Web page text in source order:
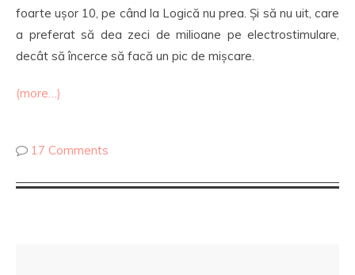
foarte ușor 10, pe când la Logică nu prea. Și să nu uit, care
a preferat să dea zeci de milioane pe electrostimulare,
decât să încerce să facă un pic de mișcare.
(more…)
17 Comments